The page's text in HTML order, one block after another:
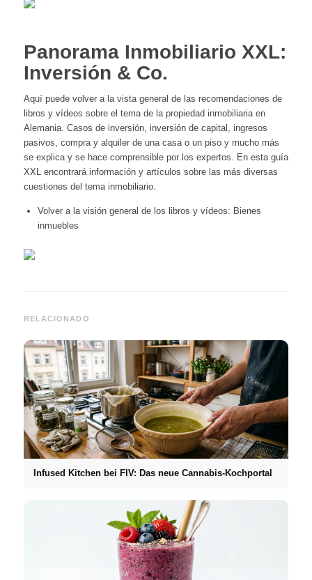
Panorama Inmobiliario XXL:
Inversión & Co.
Aquí puede volver a la vista general de las recomendaciones de
libros y vídeos sobre el tema de la propiedad inmobiliaria en
Alemania. Casos de inversión, inversión de capital, ingresos
pasivos, compra y alquiler de una casa o un piso y mucho más
se explica y se hace comprensible por los expertos. En esta guía
XXL encontrará información y artículos sobre las más diversas
cuestiones del tema inmobiliario.
Volver a la visión general de los libros y vídeos: Bienes
inmuebles
RELACIONADO
Infused Kitchen bei FIV: Das neue Cannabis-Kochportal